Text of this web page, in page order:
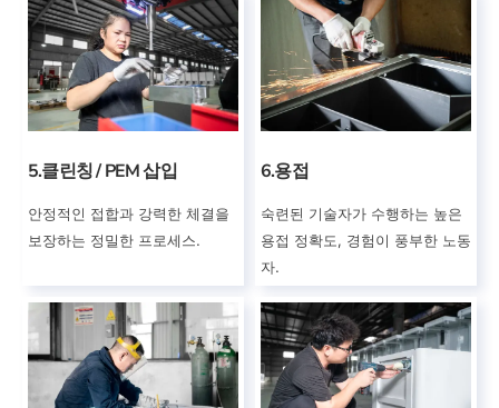
5.클린칭 / PEM 삽입
안정적인 접합과 강력한 체결을
보장하는 정밀한 프로세스.
6.용접
숙련된 기술자가 수행하는 높은
용접 정확도, 경험이 풍부한 노동
자.